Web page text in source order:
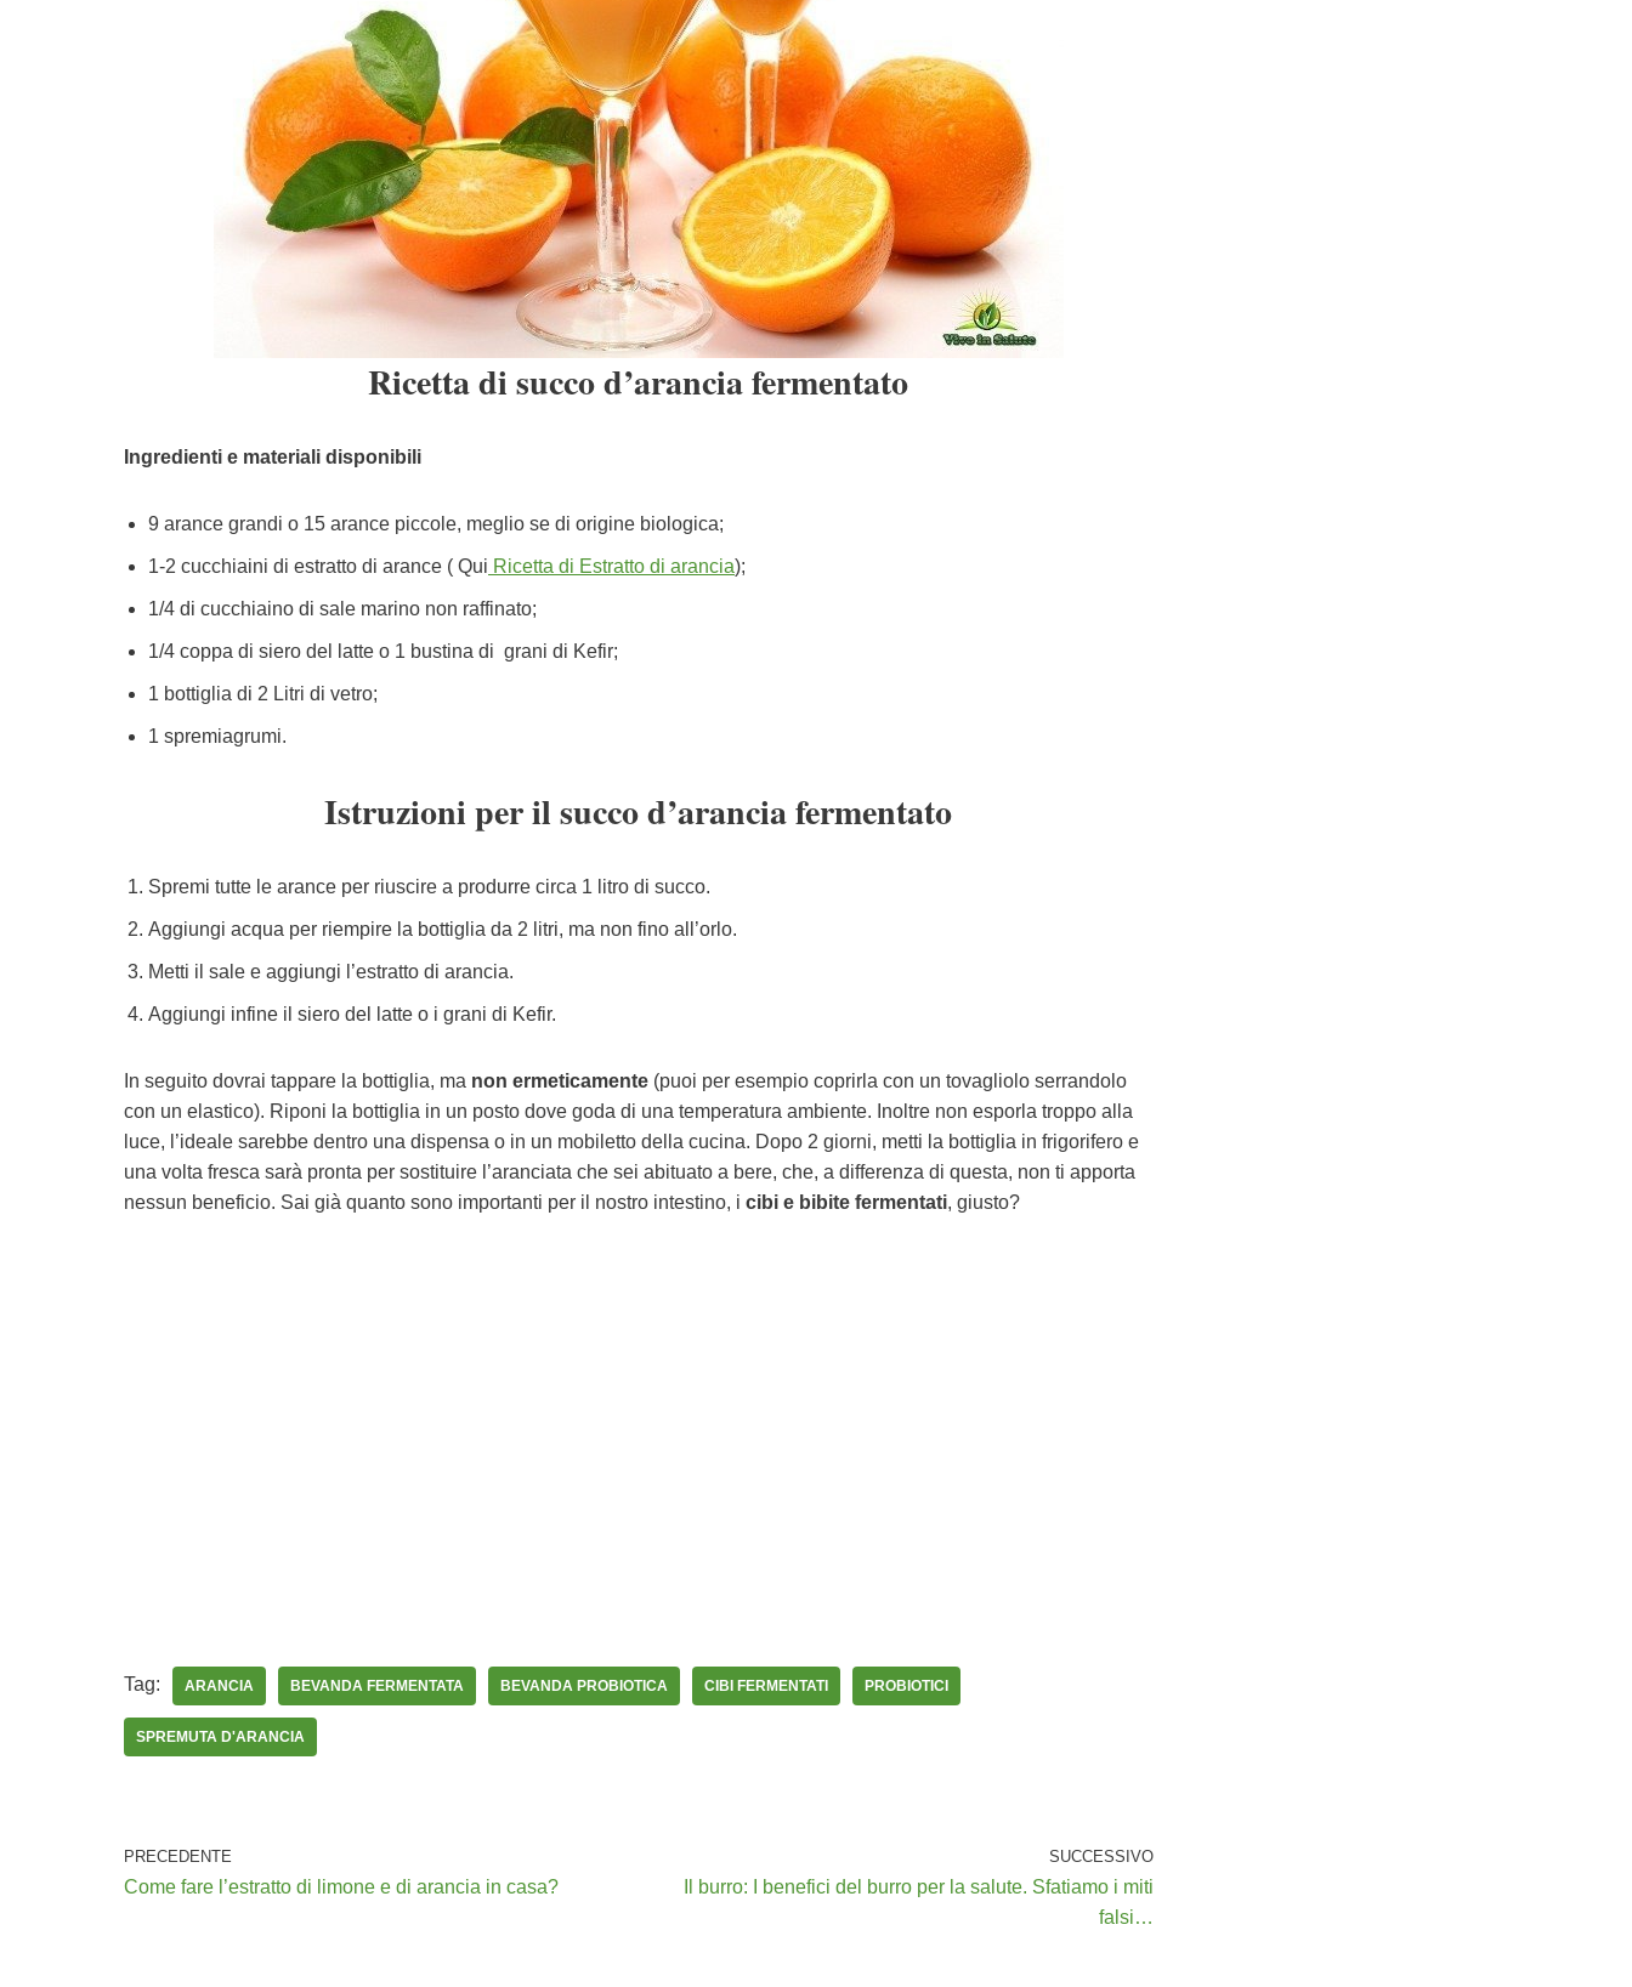
Ricetta di succo d’arancia fermentato
Ingredienti e materiali disponibili
9 arance grandi o 15 arance piccole, meglio se di origine biologica;
1-2 cucchiaini di estratto di arance ( Qui Ricetta di Estratto di arancia);
1/4 di cucchiaino di sale marino non raffinato;
1/4 coppa di siero del latte o 1 bustina di grani di Kefir;
1 bottiglia di 2 Litri di vetro;
1 spremiagrumi.
Istruzioni per il succo d’arancia fermentato
Spremi tutte le arance per riuscire a produrre circa 1 litro di succo.
Aggiungi acqua per riempire la bottiglia da 2 litri, ma non fino all’orlo.
Metti il sale e aggiungi l’estratto di arancia.
Aggiungi infine il siero del latte o i grani di Kefir.
In seguito dovrai tappare la bottiglia, ma non ermeticamente (puoi per esempio coprirla con un tovagliolo serrandolo
con un elastico). Riponi la bottiglia in un posto dove goda di una temperatura ambiente. Inoltre non esporla troppo alla
luce, l’ideale sarebbe dentro una dispensa o in un mobiletto della cucina. Dopo 2 giorni, metti la bottiglia in frigorifero e
una volta fresca sarà pronta per sostituire l’aranciata che sei abituato a bere, che, a differenza di questa, non ti apporta
nessun beneficio. Sai già quanto sono importanti per il nostro intestino, i cibi e bibite fermentati, giusto?
Tag: ARANCIA BEVANDA FERMENTATA BEVANDA PROBIOTICA CIBI FERMENTATI PROBIOTICI
SPREMUTA D'ARANCIA
PRECEDENTE
Come fare l’estratto di limone e di arancia in casa?
SUCCESSIVO
Il burro: I benefici del burro per la salute. Sfatiamo i miti
falsi…